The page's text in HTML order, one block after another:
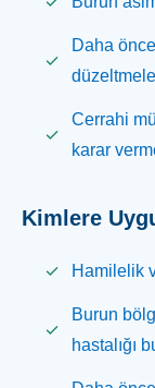
Daha
Cerrahi
karar
Kimlere
Hamilelik
Burun
hastalığı